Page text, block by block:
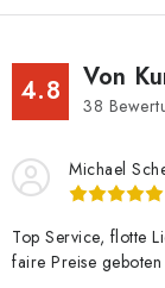
4.8 Von
38
Michael
Top Service, flotte
faire Preise